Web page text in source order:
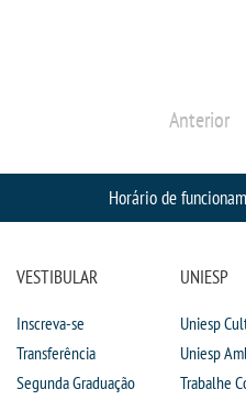
Anterior
Horário de
VESTIBULAR
Inscreva-se
Transferência
Segunda Graduação
UNIESP
Uniesp
Uniesp
Trabalhe